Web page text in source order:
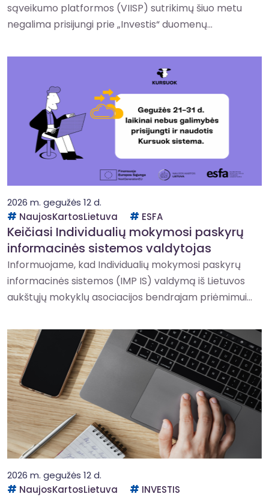
sąveikumo platformos (VIISP) sutrikimų šiuo metu
negalima prisijungi prie „Investis“ duomenų...
2026 m. gegužės 12 d.
NaujosKartosLietuva
ESFA
Keičiasi Individualių mokymosi paskyrų
informacinės sistemos valdytojas
Informuojame, kad Individualių mokymosi paskyrų
informacinės sistemos (IMP IS) valdymą iš Lietuvos
aukštųjų mokyklų asociacijos bendrajam priėmimui...
2026 m. gegužės 12 d.
NaujosKartosLietuva
INVESTIS